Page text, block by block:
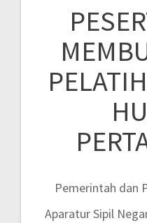
Pemerintah dan
Aparatur Sipil